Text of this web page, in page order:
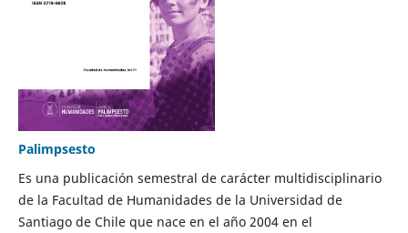
Palimpsesto
Es una publicación semestral de carácter multidisciplinario
de la Facultad de Humanidades de la Universidad de
Santiago de Chile que nace en el año 2004 en el